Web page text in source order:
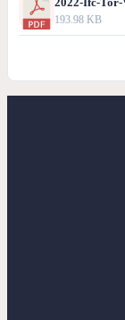
193.98 KB